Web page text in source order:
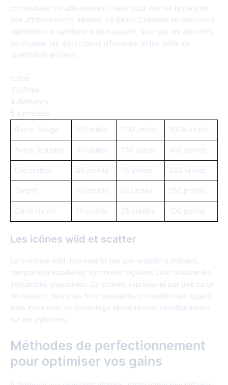
contextuels minutieusement créés pour illustrer la période
des affrontements aériens. Le Baron Cramoisi en personne
représente le symbole le plus payant, suivi par les aéronefs
de chasse, les distinctions d’honneur et les outils de
orientation anciens.
Icône
3 icônes
4 éléments
5 symboles
Baron Rouge
50 unités 200 unités 1000 unités
Avion écarlate 30 unités 100 unités 400 points
Décoration 25 points 75 unités 250 unités
Target 20 points 50 unités 150 points
Carte de pic 10 points 25 crédits 100 points
Les icônes wild et scatter
Le symbole wild, représenté par une emblème militaire,
remplace la totalité les symboles réguliers pour finaliser les
séquences gagnantes. Le scatter, représenté par une carte
de mission, lance les fonctionnalités promotionnels quand
trois instances ou davantage apparaissent simultanément
sur les cylindres.
Méthodes de perfectionnement
pour optimiser vos gains